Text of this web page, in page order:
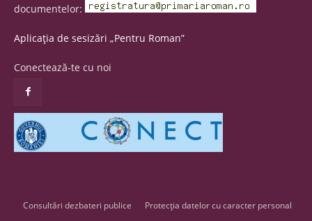
documentelor:
Aplicația de sesizări „Pentru Roman”
Conectează-te cu noi
Consultări dezbateri publice Protecția datelor cu caracter personal